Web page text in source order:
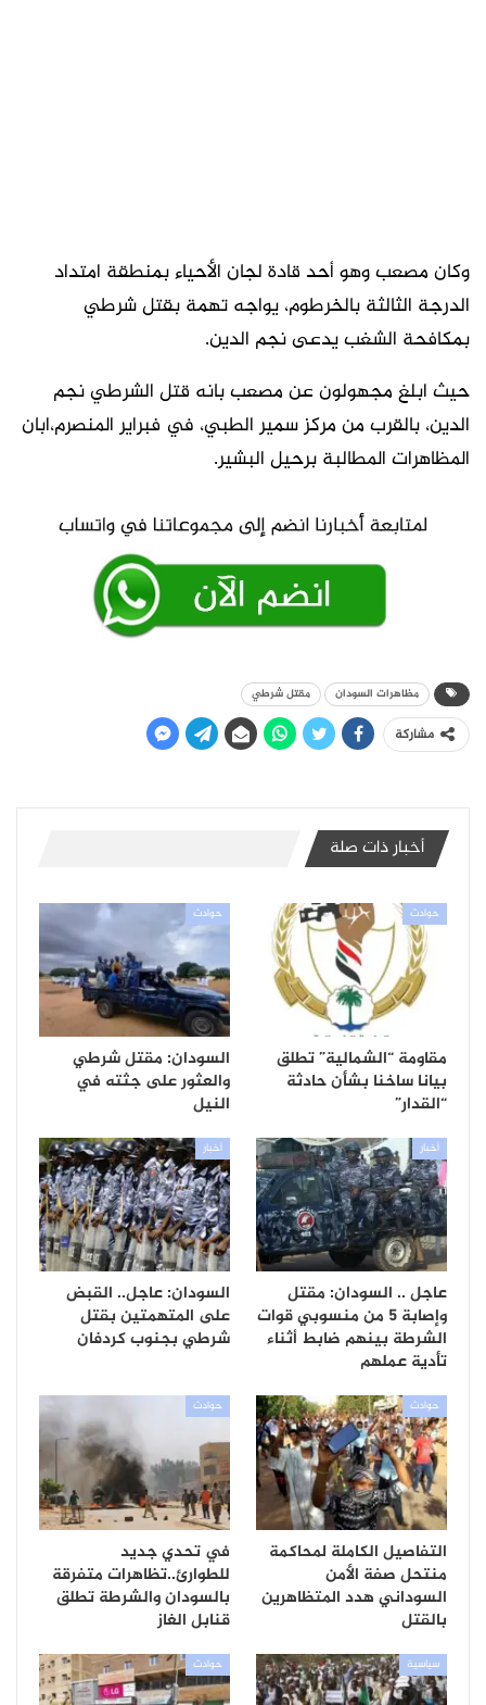
وكان مصعب وهو أحد قادة لجان الأحياء بمنطقة امتداد
الدرجة الثالثة بالخرطوم، يواجه تهمة بقتل شرطي
بمكافحة الشغب يدعى نجم الدين.
حيث ابلغ مجهولون عن مصعب بانه قتل الشرطي نجم
الدين، بالقرب من مركز سمير الطبي، في فبراير المنصرم،ابان
المظاهرات المطالبة برحيل البشير.
مظاهرات السودان مقتل شرطي
مشاركة
أخبار ذات صلة
حوادث
مقاومة “الشمالية” تطلق
بيانا ساخنا بشأن حادثة
“القدار”
حوادث
السودان: مقتل شرطي
والعثور على جثته في
النيل
أخبار
عاجل .. السودان: مقتل
وإصابة 5 من منسوبي قوات
الشرطة بينهم ضابط أثناء
تأدية عملهم
أخبار
السودان: عاجل.. القبض
على المتهمتين بقتل
شرطي بجنوب كردفان
حوادث
التفاصيل الكاملة لمحاكمة
منتحل صفة الأمن
السوداني هدد المتظاهرين
بالقتل
حوادث
في تحدي جديد
للطوارئ..تظاهرات متفرقة
بالسودان والشرطة تطلق
قنابل الغاز
سياسية حوادث